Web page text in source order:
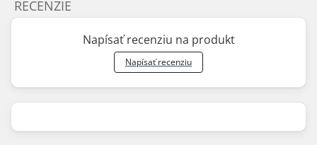
RECENZIE
Napísať recenziu na produkt
Napísať recenziu